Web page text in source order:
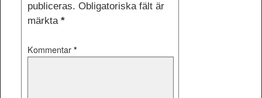
publiceras. Obligatoriska fält är
märkta *
Kommentar *